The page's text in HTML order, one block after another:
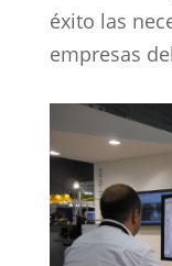
éxito las
empresas